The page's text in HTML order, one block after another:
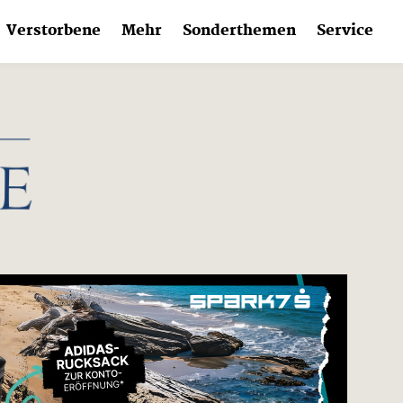
Verstorbene Mehr Sonderthemen Service